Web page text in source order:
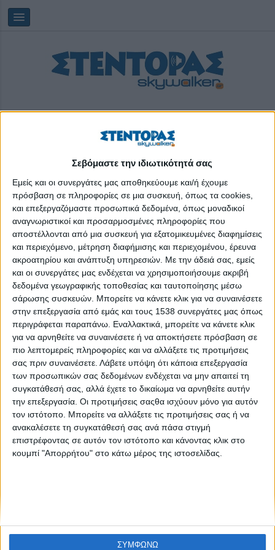
Σεβόμαστε την ιδιωτικότητά σας
Εμείς και οι συνεργάτες μας αποθηκεύουμε και/ή έχουμε
πρόσβαση σε πληροφορίες σε μια συσκευή, όπως τα cookies,
και επεξεργαζόμαστε προσωπικά δεδομένα, όπως μοναδικοί
αναγνωριστικοί και προσαρμοσμένες πληροφορίες που
αποστέλλονται από μια συσκευή για εξατομικευμένες διαφημίσεις
και περιεχόμενο, μέτρηση διαφήμισης και περιεχομένου, έρευνα
ακροατηρίου και ανάπτυξη υπηρεσιών. Με την άδειά σας, εμείς
και οι συνεργάτες μας ενδέχεται να χρησιμοποιήσουμε ακριβή
δεδομένα γεωγραφικής τοποθεσίας και ταυτοποίησης μέσω
σάρωσης συσκευών. Μπορείτε να κάνετε κλικ για να συναινέσετε
στην επεξεργασία από εμάς και τους 1538 συνεργάτες μας όπως
περιγράφεται παραπάνω. Εναλλακτικά, μπορείτε να κάνετε κλικ
για να αρνηθείτε να συναινέσετε ή να αποκτήσετε πρόσβαση σε
πιο λεπτομερείς πληροφορίες και να αλλάξετε τις προτιμήσεις
σας πριν συναινέσετε. Λάβετε υπόψη ότι κάποια επεξεργασία
των προσωπικών σας δεδομένων ενδέχεται να μην απαιτεί τη
συγκατάθεσή σας, αλλά έχετε το δικαίωμα να αρνηθείτε αυτήν
την επεξεργασία. Οι προτιμήσεις σαςθα ισχύουν μόνο για αυτόν
τον ιστότοπο. Μπορείτε να αλλάξετε τις προτιμήσεις σας ή να
ανακαλέσετε τη συγκατάθεσή σας ανά πάσα στιγμή
επιστρέφοντας σε αυτόν τον ιστότοπο και κάνοντας κλικ στο
κουμπί "Απορρήτου" στο κάτω μέρος της ιστοσελίδας.
ΣΥΜΦΩΝΩ
Saturday, 08/08/2026 05:26:29
οχήματα επισκεπτών
Επανέρχεται το σύστημα της ελεγχόμενης στάθμευσης
στην Αθήνα
None feed
CONNECT
NEWSLETTER